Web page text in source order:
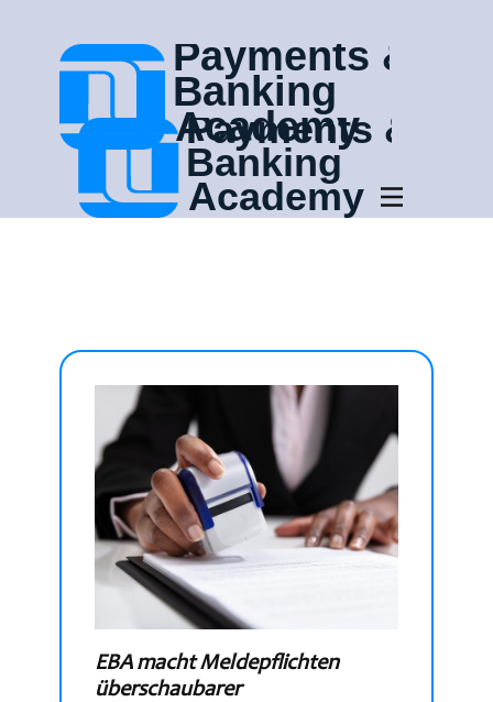
EBA macht Meldepflichten
überschaubarer